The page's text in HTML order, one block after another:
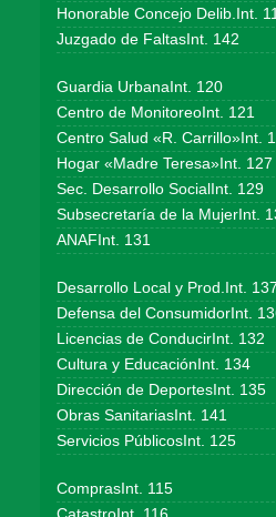
Honorable Concejo Delib.Int.
Juzgado de FaltasInt. 142
Guardia UrbanaInt. 120
Centro de MonitoreoInt. 121
Centro Salud «R. Carrillo»Int.
Hogar «Madre Teresa»Int. 127
Sec. Desarrollo SocialInt. 129
Subsecretaría de la MujerInt.
ANAFInt. 131
Desarrollo Local y Prod.Int. 137
Defensa del ConsumidorInt.
Licencias de ConducirInt. 132
Cultura y EducaciónInt. 134
Dirección de DeportesInt. 135
Obras SanitariasInt. 141
Servicios PúblicosInt. 125
ComprasInt. 115